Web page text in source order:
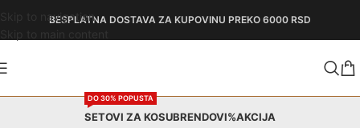
Skip to navigationBESPLATNA DOSTAVA ZA KUPOVINU PREKO 6000 RSD
SETOVI ZA KOSU
DO 30% POPUSTA
BRENDOVI%AKCIJA